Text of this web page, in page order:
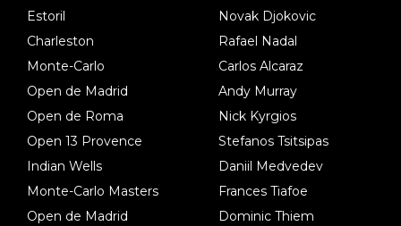
Estoril
Charleston
Monte-Carlo
Open de Madrid
Open de Roma
Open 13 Provence
Indian Wells
Monte-Carlo Masters
Open de Madrid
Novak Djokovic
Rafael Nadal
Carlos Alcaraz
Andy Murray
Nick Kyrgios
Stefanos Tsitsipas
Daniil Medvedev
Frances Tiafoe
Dominic Thiem